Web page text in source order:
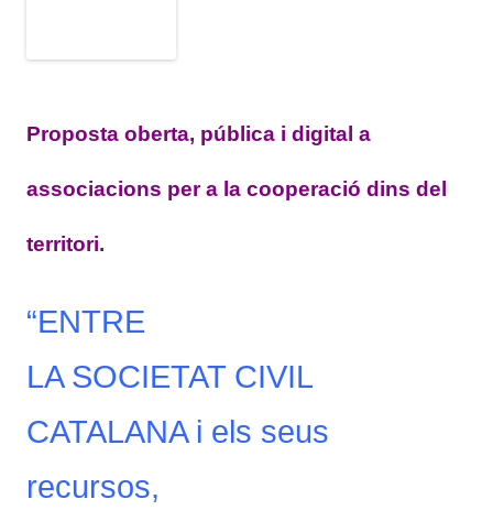
Proposta oberta, pública i digital a
associacions per a la cooperació dins del
territori.
“ENTRE
LA SOCIETAT CIVIL
CATALANA i els seus
recursos,